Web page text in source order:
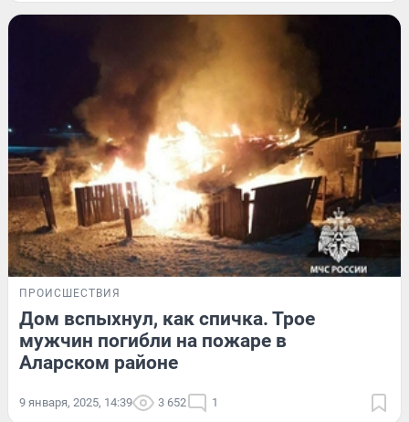
ПРОИСШЕСТВИЯ
Дом вспыхнул, как спичка. Трое
мужчин погибли на пожаре в
Аларском районе
9 января, 2025, 14:39 3 652 1